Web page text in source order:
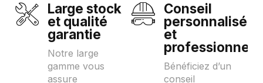
Large stock
et qualité
garantie
Notre large
gamme vous
assure
Conseil
personnalisé
et
professionnel
Bénéficiez d’un
conseil